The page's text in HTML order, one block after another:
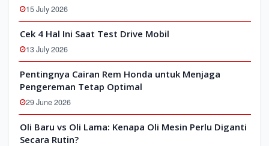
15 July 2026
Cek 4 Hal Ini Saat Test Drive Mobil
13 July 2026
Pentingnya Cairan Rem Honda untuk Menjaga
Pengereman Tetap Optimal
29 June 2026
Oli Baru vs Oli Lama: Kenapa Oli Mesin Perlu Diganti
Secara Rutin?